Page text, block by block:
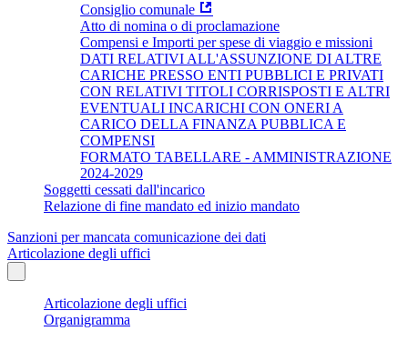
Consiglio comunale
Atto di nomina o di proclamazione
Compensi e Importi per spese di viaggio e missioni
DATI RELATIVI ALL'ASSUNZIONE DI ALTRE
CARICHE PRESSO ENTI PUBBLICI E PRIVATI
CON RELATIVI TITOLI CORRISPOSTI E ALTRI
EVENTUALI INCARICHI CON ONERI A
CARICO DELLA FINANZA PUBBLICA E
COMPENSI
FORMATO TABELLARE - AMMINISTRAZIONE
2024-2029
Soggetti cessati dall'incarico
Relazione di fine mandato ed inizio mandato
Sanzioni per mancata comunicazione dei dati
Articolazione degli uffici
Articolazione degli uffici
Organigramma